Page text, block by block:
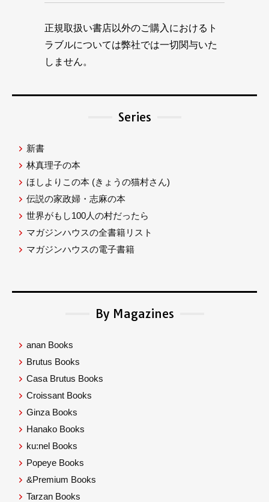
正規取扱い書店以外のご購入におけるト
ラブルについては弊社では一切関与いた
しません。
Series
新書
林真理子の本
ほしよりこの本 (きょうの猫村さん)
伝説の家政婦・志麻の本
世界がもし100人の村だったら
マガジンハウスの全書籍リスト
マガジンハウスの電子書籍
By Magazines
anan Books
Brutus Books
Casa Brutus Books
Croissant Books
Ginza Books
Hanako Books
ku:nel Books
Popeye Books
&Premium Books
Tarzan Books